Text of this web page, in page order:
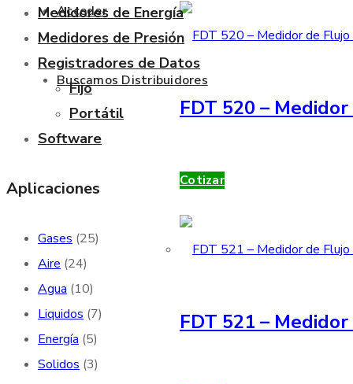
Acceder
Buscamos Distribuidores
FDT 520 –
Cotizar
FDT 521 –
Medidores de Energía
Medidores de Presión
Registradores de Datos
Fijo
Portátil
Software
Aplicaciones
Gases (25)
Aire (24)
Agua (10)
Liquidos (7)
Energía (5)
Solidos (3)